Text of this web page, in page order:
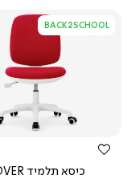
BACK2SCHOOL
צפייה
מהירה
כיסא תלמיד ROVER